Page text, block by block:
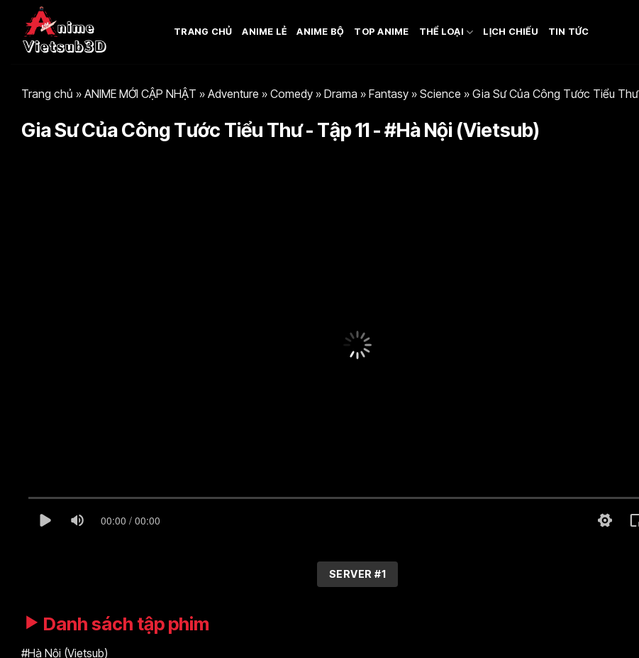
TRANG CHỦ ANIME LẺ ANIME BỘ TOP ANIME THỂ LOẠI LỊCH CHIẾU TIN TỨC
Trang chủ » ANIME MỚI CẬP NHẬT » Adventure » Comedy » Drama » Fantasy » Science » Gia Sư Của Công Tước Tiểu Thư
Gia Sư Của Công Tước Tiểu Thư - Tập 11 - #Hà Nội (Vietsub)
00:00 / 00:00
SERVER #1
Danh sách tập phim
#Hà Nội (Vietsub)